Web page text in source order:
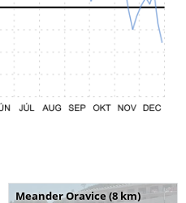
Meander Oravice (8 km)